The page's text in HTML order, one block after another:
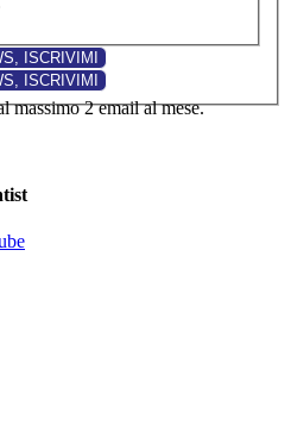
massimo 2 email al mese.